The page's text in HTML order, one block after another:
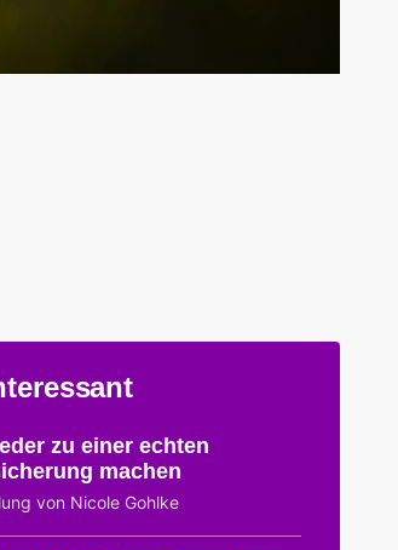
zu einer echten
machen
von Nicole Gohlke